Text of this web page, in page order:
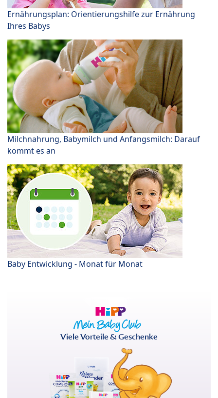
Ernährungsplan: Orientierungshilfe zur Ernährung
Ihres Babys
Milchnahrung, Babymilch und Anfangsmilch: Darauf
kommt es an
Baby Entwicklung - Monat für Monat
Viele Vorteile & Geschenke